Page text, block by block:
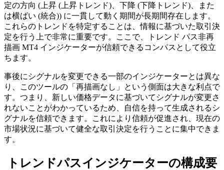
定の方向 (上昇 (上昇トレンド)、下降 (下降トレンド)、また
は横ばい (統合)) に一貫して動く期間が長期間存在します。
これらのトレンドを特定することは、情報に基づいた取引決
定を行う上で非常に重要です。ここで、トレンド パス非再
描画 MT4 インジケーターが信頼できるコンパスとして役立
ちます。
事後にシグナルを変更できる一部のインジケーターとは異な
り、このツールの「再描画なし」という側面は大きな利点で
す。つまり、新しい価格データに基づいてシグナルが変更さ
れないことがわかっているため、自信を持って生成されるシ
グナルを信頼できます。これにより信頼が促進され、現在の
市場状況に基づいて健全な取引決定を行うことに集中できま
す。
トレンドパスインジケーターの構成要